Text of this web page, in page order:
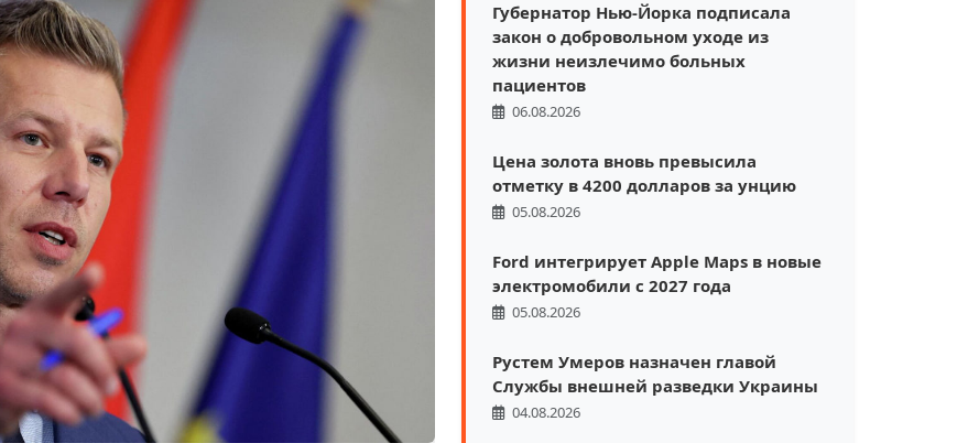
Губернатор Нью-Йорка подписала
закон о добровольном уходе из
жизни неизлечимо больных
пациентов
06.08.2026
Цена золота вновь превысила
отметку в 4200 долларов за унцию
05.08.2026
Ford интегрирует Apple Maps в новые
электромобили с 2027 года
05.08.2026
Рустем Умеров назначен главой
Службы внешней разведки Украины
04.08.2026